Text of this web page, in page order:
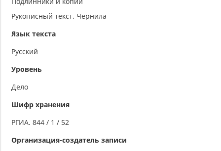
Рукописный текст. Чернила
Язык текста
Русский
Уровень
Дело
Шифр хранения
РГИА. 844 / 1 / 52
Организация-создатель записи